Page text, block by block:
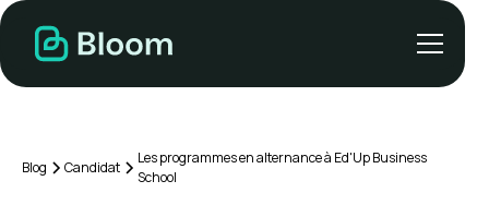
Blog Candidat
Les programmes en alternance à Ed'Up Business
School